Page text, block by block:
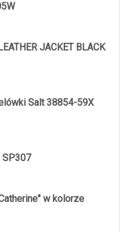
JACKET BLACK
Salt 38854-59X
SP307
w kolorze